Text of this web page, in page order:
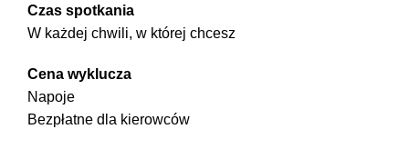
Czas spotkania
W każdej chwili, w której chcesz
Cena wyklucza
Napoje
Bezpłatne dla kierowców